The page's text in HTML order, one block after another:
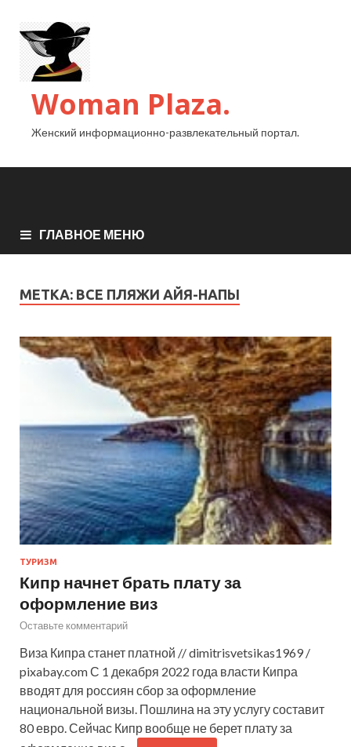
Woman Plaza.
Женский информационно-развлекательный портал.
ГЛАВНОЕ МЕНЮ
МЕТКА: ВСЕ ПЛЯЖИ АЙЯ-НАПЫ
ТУРИЗМ
Кипр начнет брать плату за
оформление виз
Оставьте комментарий
Виза Кипра станет платной // dimitrisvetsikas1969 /
pixabay.com С 1 декабря 2022 года власти Кипра
вводят для россиян сбор за оформление
национальной визы. Пошлина на эту услугу составит
80 евро. Сейчас Кипр вообще не берет плату за